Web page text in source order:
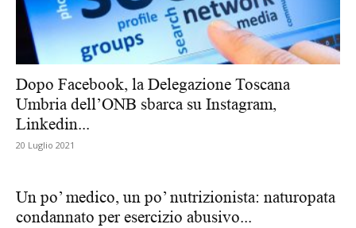
Dopo Facebook, la Delegazione Toscana
Umbria dell’ONB sbarca su Instagram,
Linkedin...
20 Luglio 2021
Un po’ medico, un po’ nutrizionista: naturopata
condannato per esercizio abusivo...